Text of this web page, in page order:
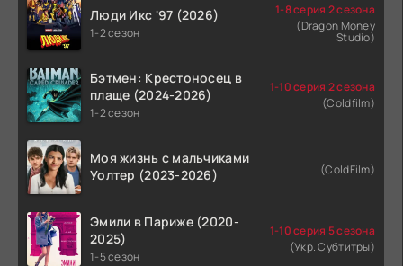
Люди Икс '97 (2026)
1-2 сезон
1-8 серия 2 сезона
(Dragon Money
Studio)
Бэтмен: Крестоносец в
плаще (2024-2026)
1-2 сезон
1-10 серия 2 сезона
(Coldfilm)
Моя жизнь с мальчиками
Уолтер (2023-2026)
(ColdFilm)
Эмили в Париже (2020-
2025)
1-5 сезон
1-10 серия 5 сезона
(Укр. Субтитры)